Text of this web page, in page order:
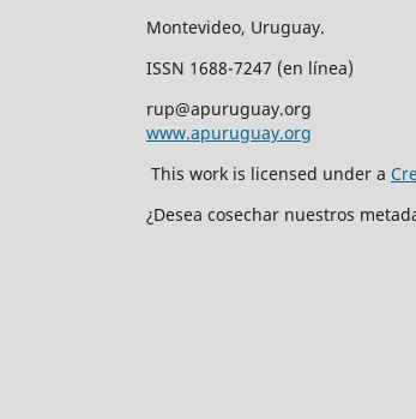
Montevideo, Uruguay.
ISSN 1688-7247 (en línea)
rup@apuruguay.org
www.apuruguay.org
This work is licensed under a
¿Desea cosechar nuestros